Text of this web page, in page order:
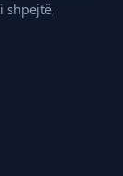
shpejtë,